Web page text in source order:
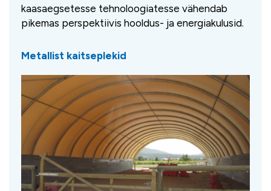
kaasaegsetesse tehnoloogiatesse vähendab
pikemas perspektiivis hooldus- ja energiakulusid.
Metallist kaitseplekid